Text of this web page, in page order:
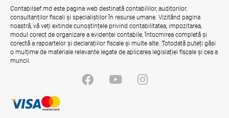
Contabilsef.md este pagina web destinată contabililor, auditorilor,
consultanților fiscali și specialiștilor în resurse umane. Vizitând pagina
noastră, vă veți extinde cunoștințele privind contabilitatea, impozitarea,
modul corect de organizare a evidenței contabile, întocmirea completă și
corectă a rapoartelor și declarațiilor fiscale și multe alte. Totodată puteți găsi
o mulțime de materiale relevante legate de aplicarea legislației fiscale și cea a
muncii.